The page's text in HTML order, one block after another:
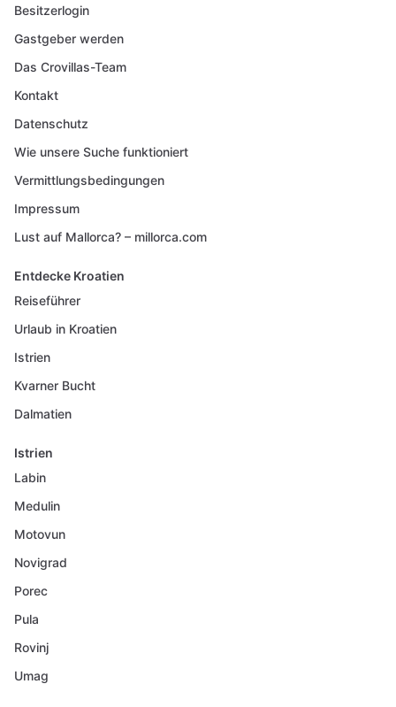
Besitzerlogin
Gastgeber werden
Das Crovillas-Team
Kontakt
Datenschutz
Wie unsere Suche funktioniert
Vermittlungsbedingungen
Impressum
Lust auf Mallorca? – millorca.com
Entdecke Kroatien
Reiseführer
Urlaub in Kroatien
Istrien
Kvarner Bucht
Dalmatien
Istrien
Labin
Medulin
Motovun
Novigrad
Porec
Pula
Rovinj
Umag